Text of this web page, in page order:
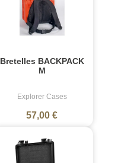
Bretelles BACKPACK
M
Explorer Cases
57,00 €